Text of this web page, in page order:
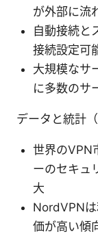
が外部に流
自動接続と
接続設定可
大規模なサ
に多数のサ
データと統計（
世界のVPN
ーのセキュ
大
NordVPN
価が高い傾